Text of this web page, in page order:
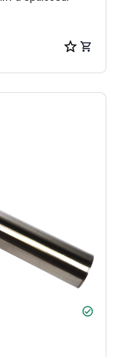
check_circle